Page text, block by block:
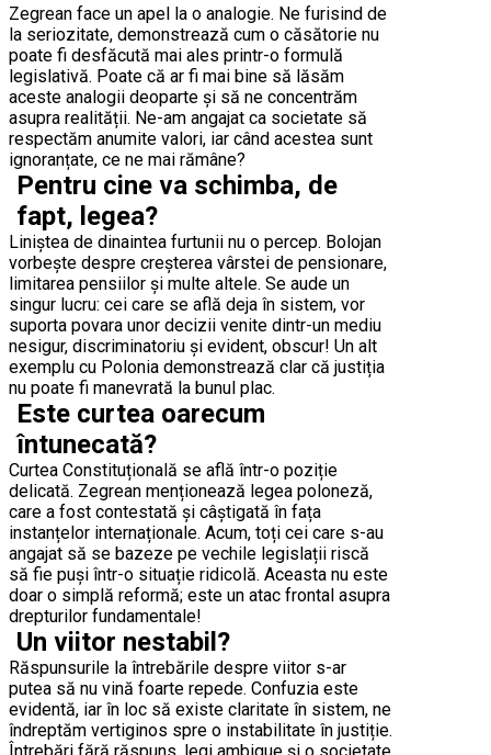
Zegrean face un apel la o analogie. Ne furisind de
la seriozitate, demonstrează cum o căsătorie nu
poate fi desfăcută mai ales printr-o formulă
legislativă. Poate că ar fi mai bine să lăsăm
aceste analogii deoparte și să ne concentrăm
asupra realității. Ne-am angajat ca societate să
respectăm anumite valori, iar când acestea sunt
ignoranțate, ce ne mai rămâne?
Pentru cine va schimba, de
fapt, legea?
Liniștea de dinaintea furtunii nu o percep. Bolojan
vorbește despre creșterea vârstei de pensionare,
limitarea pensiilor și multe altele. Se aude un
singur lucru: cei care se află deja în sistem, vor
suporta povara unor decizii venite dintr-un mediu
nesigur, discriminatoriu și evident, obscur! Un alt
exemplu cu Polonia demonstrează clar că justiția
nu poate fi manevrată la bunul plac.
Este curtea oarecum
întunecată?
Curtea Constituțională se află într-o poziție
delicată. Zegrean menționează legea poloneză,
care a fost contestată și câștigată în fața
instanțelor internaționale. Acum, toți cei care s-au
angajat să se bazeze pe vechile legislații riscă
să fie puși într-o situație ridicolă. Aceasta nu este
doar o simplă reformă; este un atac frontal asupra
drepturilor fundamentale!
Un viitor nestabil?
Răspunsurile la întrebările despre viitor s-ar
putea să nu vină foarte repede. Confuzia este
evidentă, iar în loc să existe claritate în sistem, ne
îndreptăm vertiginos spre o instabilitate în justiție.